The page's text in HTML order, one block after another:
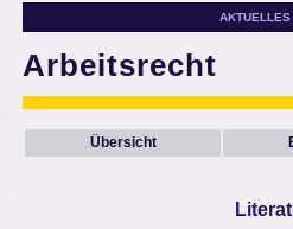
AKTUELLES
Arbeitsrecht
Übersicht